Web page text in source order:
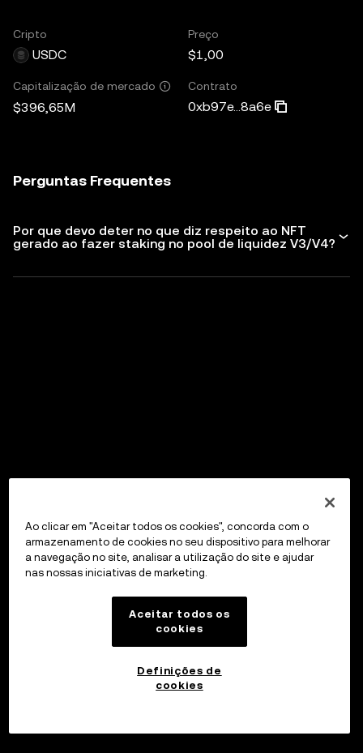
Cripto
USDC
Preço
$1,00
Capitalização de mercado
$396,65M
Contrato
0xb97e...8a6e
Perguntas Frequentes
Por que devo deter no que diz respeito ao NFT
gerado ao fazer staking no pool de liquidez V3/V4?
Ao clicar em "Aceitar todos os cookies", concorda com o
armazenamento de cookies no seu dispositivo para melhorar
a navegação no site, analisar a utilização do site e ajudar
nas nossas iniciativas de marketing.
Aceitar todos os
cookies
Definições de
cookies